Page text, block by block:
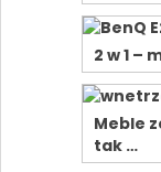
2 w 1 –
Meble
tak …